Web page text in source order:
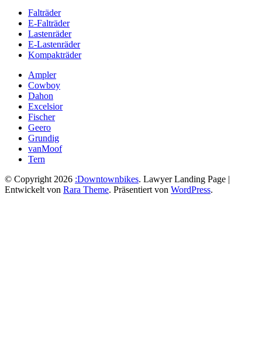
Falträder
E-Falträder
Lastenräder
E-Lastenräder
Kompakträder
Ampler
Cowboy
Dahon
Excelsior
Fischer
Geero
Grundig
vanMoof
Tern
© Copyright 2026 :Downtownbikes. Lawyer Landing Page |
Entwickelt von Rara Theme. Präsentiert von WordPress.